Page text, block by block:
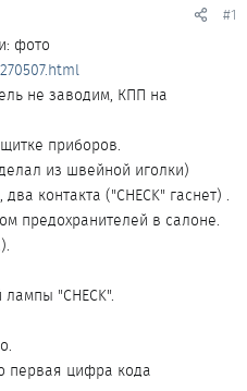
#1
фото
не заводим, КПП на
приборов.
из швейной иголки)
контакта ("CHECK" гаснет) .
предохранителей в салоне.
"CHECK".
первая цифра кода